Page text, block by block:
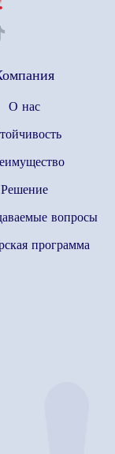
О нас
Решение
вопросы
программа